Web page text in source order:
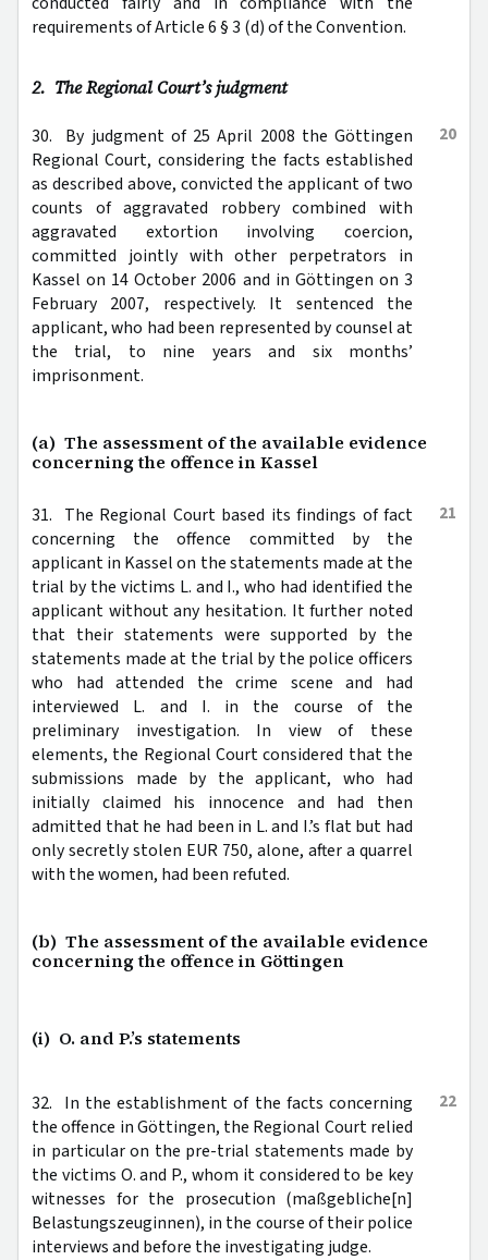
requirements of Article 6 § 3 (d) of the Convention.
2. The Regional Court’s judgment
20
30. By judgment of 25 April 2008 the Göttingen
Regional Court, considering the facts established
as described above, convicted the applicant of two
counts of aggravated robbery combined with
aggravated extortion involving coercion,
committed jointly with other perpetrators in
Kassel on 14 October 2006 and in Göttingen on 3
February 2007, respectively. It sentenced the
applicant, who had been represented by counsel at
the trial, to nine years and six months’
imprisonment.
(a) The assessment of the available evidence
concerning the offence in Kassel
21
31. The Regional Court based its findings of fact
concerning the offence committed by the
applicant in Kassel on the statements made at the
trial by the victims L. and I., who had identified the
applicant without any hesitation. It further noted
that their statements were supported by the
statements made at the trial by the police officers
who had attended the crime scene and had
interviewed L. and I. in the course of the
preliminary investigation. In view of these
elements, the Regional Court considered that the
submissions made by the applicant, who had
initially claimed his innocence and had then
admitted that he had been in L. and I.’s flat but had
only secretly stolen EUR 750, alone, after a quarrel
with the women, had been refuted.
(b) The assessment of the available evidence
concerning the offence in Göttingen
(i) O. and P.’s statements
22
32. In the establishment of the facts concerning
the offence in Göttingen, the Regional Court relied
in particular on the pre-trial statements made by
the victims O. and P., whom it considered to be key
witnesses for the prosecution (maßgebliche[n]
Belastungszeuginnen), in the course of their police
interviews and before the investigating judge.